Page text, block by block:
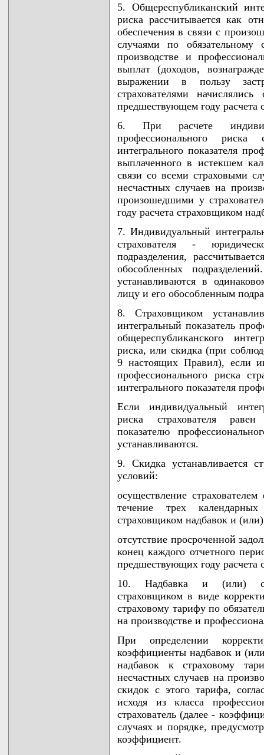
5. Общереспубликанский
риска рассчитывается как
обеспечения в связи с
случаями по обязательному
производстве и
выплат (доходов,
выражении в пользу
страхователями
предшествующем году расчета
6. При расчете
профессионального риска
интегрального показателя
выплаченного в истекшем
связи со всеми страховыми
несчастных случаев на
произошедшими у
году расчета страховщиком
7. Индивидуальный
страхователя -
подразделения,
обособленных
устанавливаются в
лицу и его обособленным
8. Страховщиком
интегральный показатель
общереспубликанского
риска, или скидка (при
9 настоящих Правил), если
профессионального риска
интегрального показателя
Если индивидуальный
риска страхователя равен
показателю
устанавливаются.
9. Скидка устанавливается
условий:
осуществление
течение трех
страховщиком надбавок и
отсутствие просроченной
конец каждого отчетного
предшествующих году расчета
10. Надбавка и (или)
страховщиком в виде
страховому тарифу по
на производстве и
При определении
коэффициенты надбавок и
надбавок к страховому
несчастных случаев на
скидок с этого тарифа,
исходя из класса
страхователь (далее -
случаях и порядке,
коэффициент.